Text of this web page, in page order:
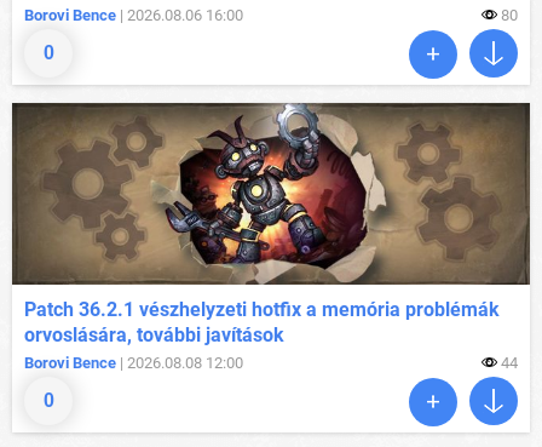
0
Borovi Bence | 2026.08.06 16:00 80
0
Patch 36.2.1 vészhelyzeti hotfix a memória problémák
orvoslására, további javítások
Borovi Bence | 2026.08.08 12:00 44